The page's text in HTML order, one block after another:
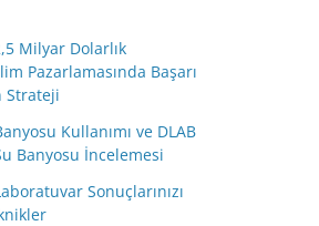
Milyar Dolarlık
Pazarlamasında Başarı
Strateji
Kullanımı ve DLAB
Banyosu İncelemesi
Sonuçlarınızı